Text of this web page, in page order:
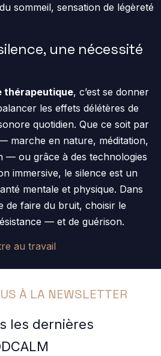
sommeil, sensation de légèreté
une nécessité
thérapeutique, c’est se donner
les effets délétères de
quotidien. Que ce soit par
marche en nature, méditation,
— ou grâce à des technologies
immersive, le silence est un
mentale et physique. Dans
de faire du bruit, choisir le
— et de guérison.
au travail
À LA NEWSLETTER
les dernières